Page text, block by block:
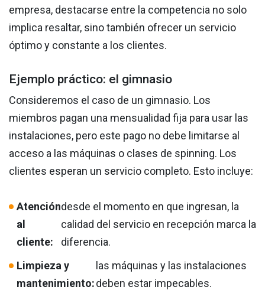
empresa, destacarse entre la competencia no solo
implica resaltar, sino también ofrecer un servicio
óptimo y constante a los clientes.
Ejemplo práctico: el gimnasio
Consideremos el caso de un gimnasio. Los
miembros pagan una mensualidad fija para usar las
instalaciones, pero este pago no debe limitarse al
acceso a las máquinas o clases de spinning. Los
clientes esperan un servicio completo. Esto incluye:
Atención
al
cliente:
desde el momento en que ingresan, la
calidad del servicio en recepción marca la
diferencia.
Limpieza y
mantenimiento:
las máquinas y las instalaciones
deben estar impecables.